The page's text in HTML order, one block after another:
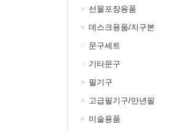
선물포장용품
데스크용품/지구본
문구세트
기타문구
필기구
고급필기구/만년필
미술용품